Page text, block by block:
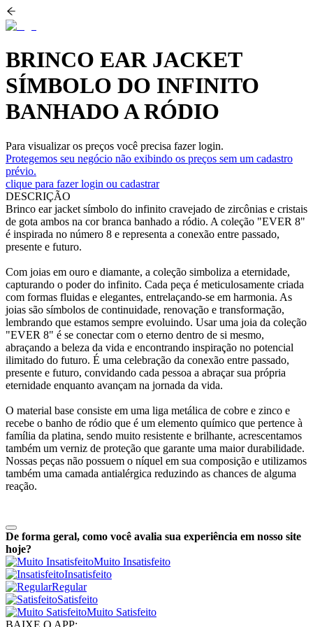
BRINCO EAR JACKET
SÍMBOLO DO INFINITO
BANHADO A RÓDIO
Para visualizar os preços você precisa fazer login.
Protegemos seu negócio não exibindo os preços sem um cadastro
prévio.
clique para fazer login ou cadastrar
DESCRIÇÃO
Brinco ear jacket símbolo do infinito cravejado de zircônias e cristais
de gota ambos na cor branca banhado a ródio. A coleção "EVER 8"
é inspirada no número 8 e representa a conexão entre passado,
presente e futuro.
Com joias em ouro e diamante, a coleção simboliza a eternidade,
capturando o poder do infinito. Cada peça é meticulosamente criada
com formas fluidas e elegantes, entrelaçando-se em harmonia. As
joias são símbolos de continuidade, renovação e transformação,
lembrando que estamos sempre evoluindo. Usar uma joia da coleção
"EVER 8" é se conectar com o eterno dentro de si mesmo,
abraçando a beleza da vida e encontrando inspiração no potencial
ilimitado do futuro. É uma celebração da conexão entre passado,
presente e futuro, convidando cada pessoa a abraçar sua própria
eternidade enquanto avançam na jornada da vida.
O material base consiste em uma liga metálica de cobre e zinco e
recebe o banho de ródio que é um elemento químico que pertence à
família da platina, sendo muito resistente e brilhante, acrescentamos
também um verniz de proteção que garante uma maior durabilidade.
Nossas peças não possuem o níquel em sua composição e utilizamos
também uma camada antialérgica reduzindo as chances de alguma
reação.
De forma geral, como você avalia sua experiência em nosso site
hoje?
Muito Insatisfeito
Insatisfeito
Regular
Satisfeito
Muito Satisfeito
BAIXE O APP: